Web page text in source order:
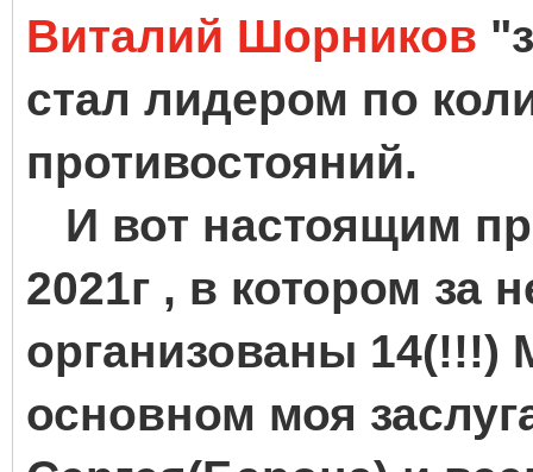
Виталий Шорников
стал лидером по
противостояний.
И вот настоящим
2021г , в котором за
организованы 14(!!!)
основном моя